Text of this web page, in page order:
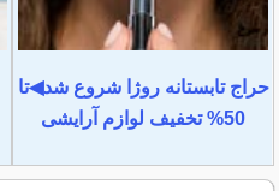
حراج تابستانه روژا شروع شد◀تا
50% تخفیف لوازم آرایشی